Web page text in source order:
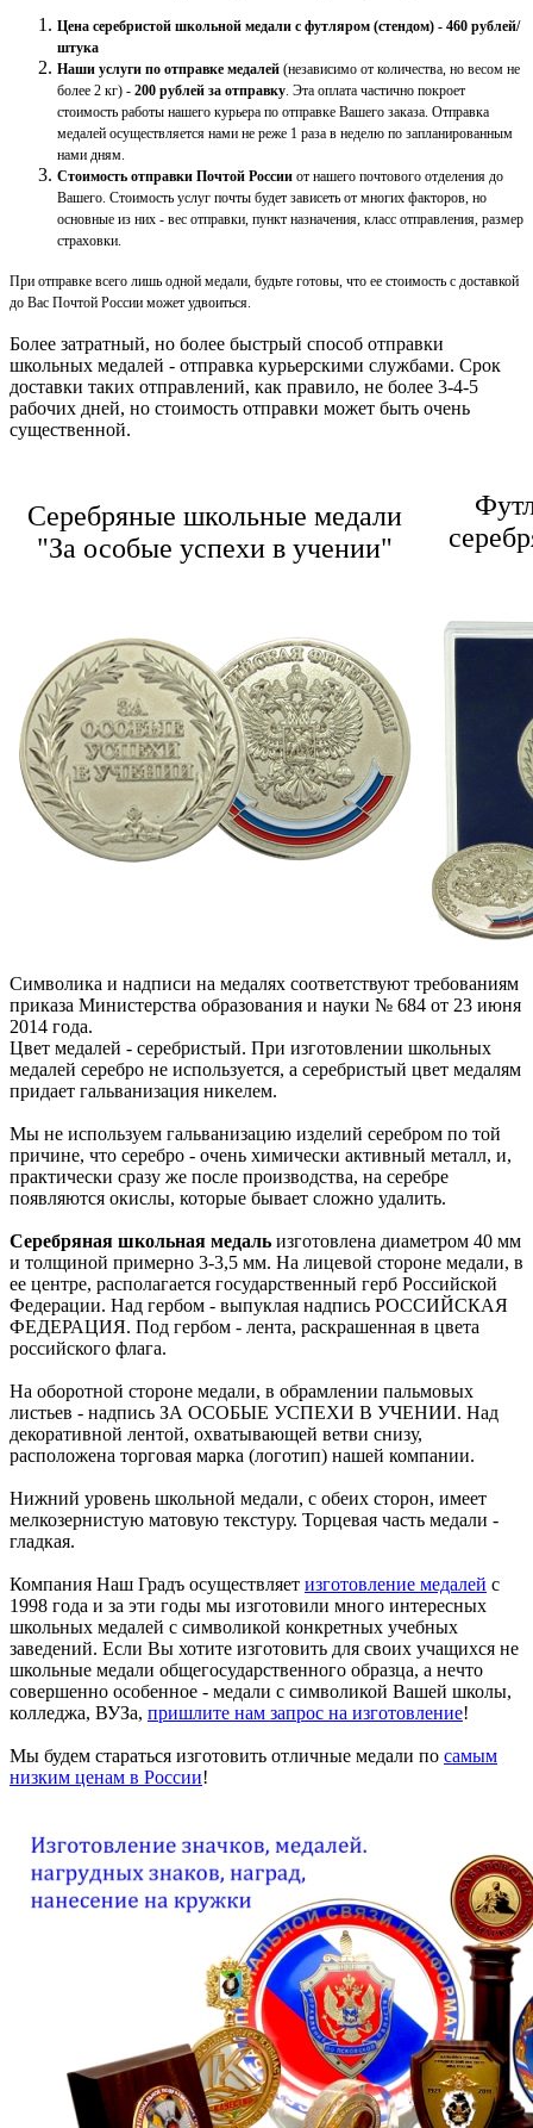
Цена серебристой школьной медали с футляром (стендом) - 460 рублей/
штука
Наши услуги по отправке медалей (независимо от количества, но весом не
более 2 кг) - 200 рублей за отправку. Эта оплата частично покроет
стоимость работы нашего курьера по отправке Вашего заказа. Отправка
медалей осуществляется нами не реже 1 раза в неделю по запланированным
нами дням.
Стоимость отправки Почтой России от нашего почтового отделения до
Вашего. Стоимость услуг почты будет зависеть от многих факторов, но
основные из них - вес отправки, пункт назначения, класс отправления, размер
страховки.
При отправке всего лишь одной медали, будьте готовы, что ее стоимость с доставкой
до Вас Почтой России может удвоиться.
Более затратный, но более быстрый способ отправки
школьных медалей - отправка курьерскими службами. Срок
доставки таких отправлений, как правило, не более 3-4-5
рабочих дней, но стоимость отправки может быть очень
существенной.
Серебряные школьные медали
"За особые успехи в учении"
Символика и надписи на медалях соответствуют требованиям
приказа Министерства образования и науки № 684 от 23 июня
2014 года.
Цвет медалей - серебристый. При изготовлении школьных
медалей серебро не используется, а серебристый цвет медалям
придает гальванизация никелем.
Мы не используем гальванизацию изделий серебром по той
причине, что серебро - очень химически активный металл, и,
практически сразу же после производства, на серебре
появляются окислы, которые бывает сложно удалить.
Серебряная школьная медаль изготовлена диаметром 40 мм
и толщиной примерно 3-3,5 мм. На лицевой стороне медали, в
ее центре, располагается государственный герб Российской
Федерации. Над гербом - выпуклая надпись РОССИЙСКАЯ
ФЕДЕРАЦИЯ. Под гербом - лента, раскрашенная в цвета
российского флага.
На оборотной стороне медали, в обрамлении пальмовых
листьев - надпись ЗА ОСОБЫЕ УСПЕХИ В УЧЕНИИ. Над
декоративной лентой, охватывающей ветви снизу,
расположена торговая марка (логотип) нашей компании.
Нижний уровень школьной медали, с обеих сторон, имеет
мелкозернистую матовую текстуру. Торцевая часть медали -
гладкая.
Компания Наш Градъ осуществляет изготовление медалей с
1998 года и за эти годы мы изготовили много интересных
школьных медалей с символикой конкретных учебных
заведений. Если Вы хотите изготовить для своих учащихся не
школьные медали общегосударственного образца, а нечто
совершенно особенное - медали с символикой Вашей школы,
колледжа, ВУЗа, пришлите нам запрос на изготовление!
Мы будем стараться изготовить отличные медали по самым
низким ценам в России!